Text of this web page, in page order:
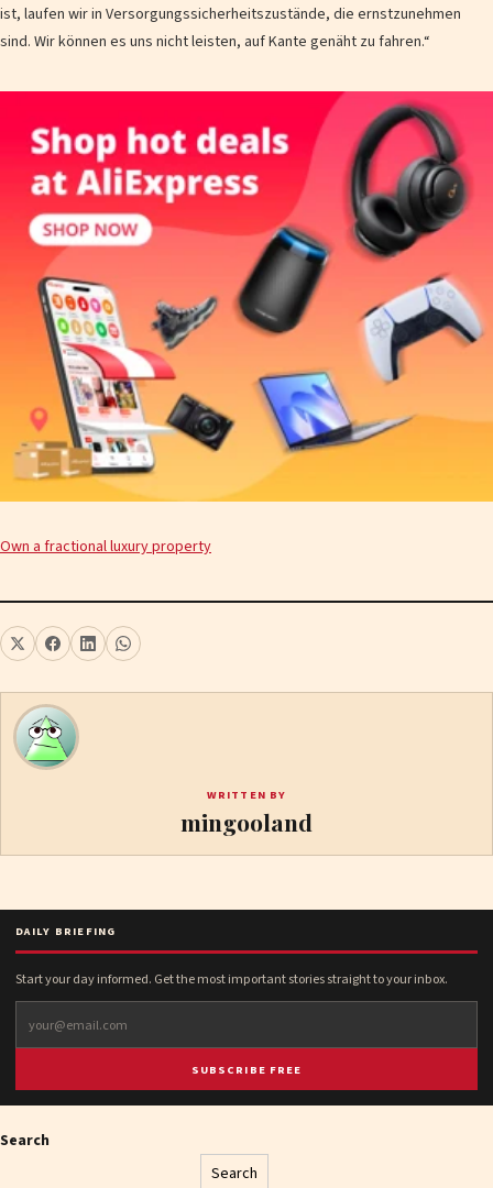
ist, laufen wir in Versorgungssicherheitszustände, die ernstzunehmen
sind. Wir können es uns nicht leisten, auf Kante genäht zu fahren.“
Own a fractional luxury property
WRITTEN BY
mingooland
DAILY BRIEFING
Start your day informed. Get the most important stories straight to your inbox.
SUBSCRIBE FREE
Search
Search